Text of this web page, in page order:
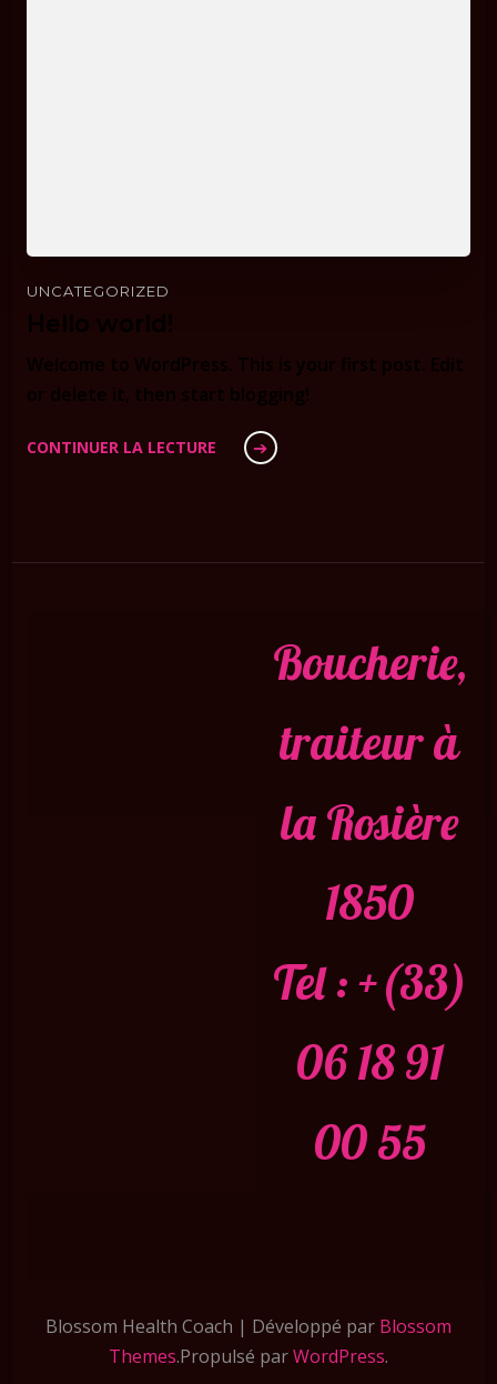
UNCATEGORIZED
Hello world!
Welcome to WordPress. This is your first post. Edit
or delete it, then start blogging!
CONTINUER LA LECTURE
Boucherie,
traiteur à
la Rosière
1850
Tel : +(33)
06 18 91
00 55
Blossom Health Coach | Développé par Blossom
Themes.Propulsé parWordPress.